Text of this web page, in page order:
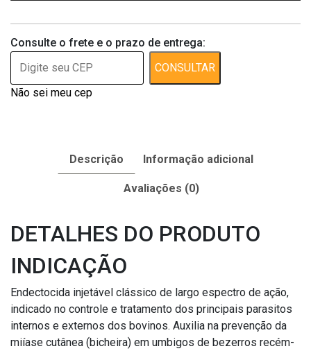
Consulte o frete e o prazo de entrega:
CONSULTAR
Não sei meu cep
Descrição Informação adicional
Avaliações (0)
DETALHES DO PRODUTO
INDICAÇÃO
Endectocida injetável clássico de largo espectro de ação,
indicado no controle e tratamento dos principais parasitos
internos e externos dos bovinos. Auxilia na prevenção da
miíase cutânea (bicheira) em umbigos de bezerros recém-